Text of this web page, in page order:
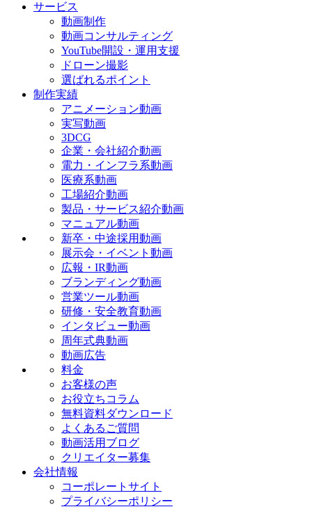
サービス
動画制作
動画コンサルティング
YouTube開設・運用支援
ドローン撮影
選ばれるポイント
制作実績
アニメーション動画
実写動画
3DCG
企業・会社紹介動画
電力・インフラ系動画
医療系動画
工場紹介動画
製品・サービス紹介動画
マニュアル動画
新卒・中途採用動画
展示会・イベント動画
広報・IR動画
ブランディング動画
営業ツール動画
研修・安全教育動画
インタビュー動画
周年式典動画
動画広告
料金
お客様の声
お役立ちコラム
無料資料ダウンロード
よくあるご質問
動画活用ブログ
クリエイター募集
会社情報
コーポレートサイト
プライバシーポリシー